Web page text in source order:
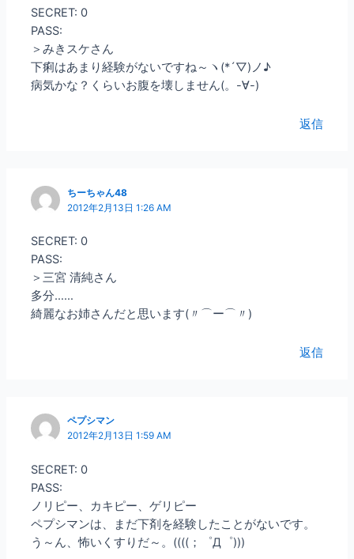
SECRET: 0
PASS:
＞みきスケさん
下痢はあまり経験がないですね～ヽ(*´▽)ノ♪
病気かな？くらいお腹を壊しません(。-∀-)
返信
ちーちゃん48
2012年2月13日 1:26 AM
SECRET: 0
PASS:
＞三宮 清純さん
多分……
綺麗なお姉さんだと思います(〃⌒ー⌒〃)ゞ
返信
ペプシマン
2012年2月13日 1:59 AM
SECRET: 0
PASS:
ノリピー、カキピー、ゲリピー
ペプシマンは、まだ下剤を経験したことがないです。
う～ん、怖いくすりだ～。((((；゜Д゜)))